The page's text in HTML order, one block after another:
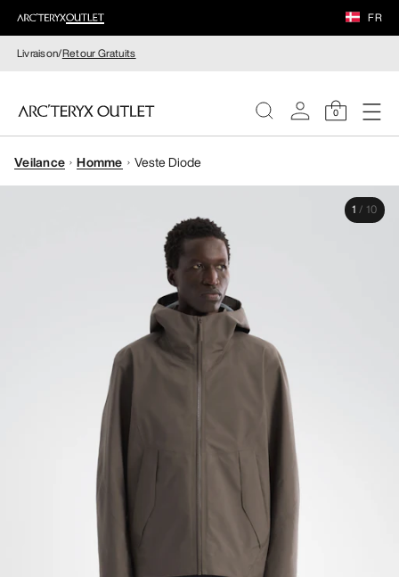
FR
Livraison/Retour Gratuits
0
FEMME
Veilance Homme Veste Diode
1 / 10